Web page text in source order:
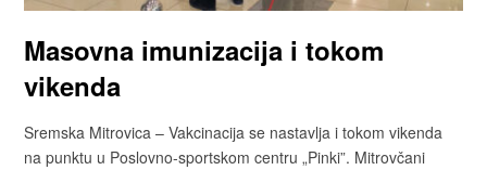
Masovna imunizacija i tokom
vikenda
Sremska Mitrovica – Vakcinacija se nastavlja i tokom vikenda
na punktu u Poslovno-sportskom centru „Pinki”. Mitrovčani